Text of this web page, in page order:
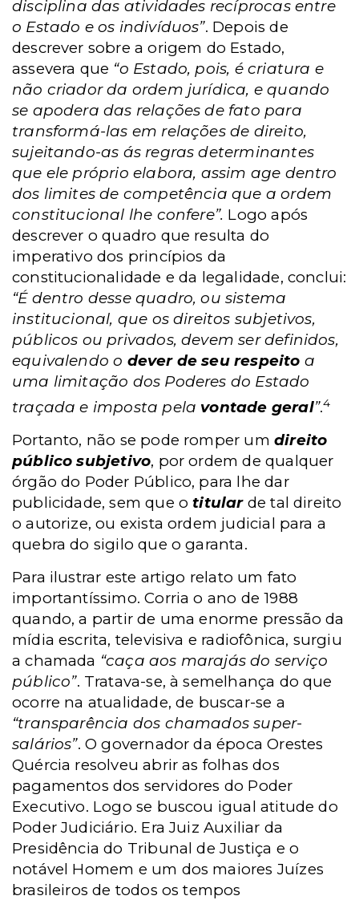
disciplina das atividades recíprocas entre
o Estado e os indivíduos”. Depois de
descrever sobre a origem do Estado,
assevera que “o Estado, pois, é criatura e
não criador da ordem jurídica, e quando
se apodera das relações de fato para
transformá-las em relações de direito,
sujeitando-as ás regras determinantes
que ele próprio elabora, assim age dentro
dos limites de competência que a ordem
constitucional lhe confere”. Logo após
descrever o quadro que resulta do
imperativo dos princípios da
constitucionalidade e da legalidade, conclui:
“É dentro desse quadro, ou sistema
institucional, que os direitos subjetivos,
públicos ou privados, devem ser definidos,
equivalendo o dever de seu respeito a
uma limitação dos Poderes do Estado
traçada e imposta pela vontade geral”.4
Portanto, não se pode romper um direito
público subjetivo, por ordem de qualquer
órgão do Poder Público, para lhe dar
publicidade, sem que otitularde tal direito
o autorize, ou exista ordem judicial para a
quebra do sigilo que o garanta.
Para ilustrar este artigo relato um fato
importantíssimo. Corria o ano de 1988
quando, a partir de uma enorme pressão da
mídia escrita, televisiva e radiofônica, surgiu
a chamada “caça aos marajás do serviço
público”. Tratava-se, à semelhança do que
ocorre na atualidade, de buscar-se a
“transparência dos chamados super-
salários”. O governador da época Orestes
Quércia resolveu abrir as folhas dos
pagamentos dos servidores do Poder
Executivo. Logo se buscou igual atitude do
Poder Judiciário. Era Juiz Auxiliar da
Presidência do Tribunal de Justiça e o
notável Homem e um dos maiores Juízes
brasileiros de todos os tempos